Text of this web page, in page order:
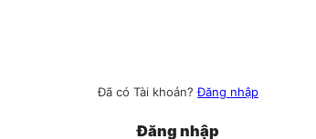
Đã có Tài khoản?Đăng nhập
Đăng nhập